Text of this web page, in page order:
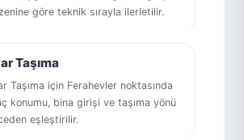
göre teknik sırayla ilerletilir.
Taşıma
Taşıma için Ferahevler noktasında
konumu, bina girişi ve taşıma yönü
eşleştirilir.